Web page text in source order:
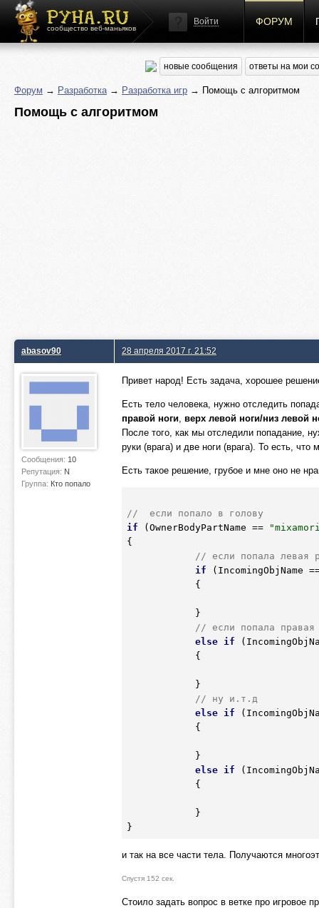
сообщество веб-маньяков
Войти ФОРУМ
новые сообщения ответы на мои
Форум → Разработка→ Разработка игр → Помощь с алгоритмом
Помощь с алгоритмом
abasov90
Сообщения: 10
Репутация: N
Группа: Кто попало
28 апреля 2017 г. 21:52
Привет народ! Есть задача, хорошее
Есть тело человека, нужно отследить
правой ноги, верх левой ноги/низ левой
После того, как мы отследили попадание,
руки (врага) и две ноги (врага). То есть,
Есть такое решение, грубое и мне оно не
//  если попало в голову
if (OwnerBodyPartName ==
{
// если попала левая
if (IncomingObjName
// если попала правая
else
if
// ну и.т.д
else
if
else
if
и так на все части тела. Получаются
Спустя 152 сек.
Стоило задать вопрос в ветке про игровое